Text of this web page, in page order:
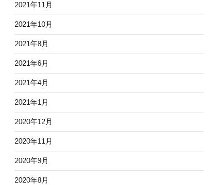
2021年11月
2021年10月
2021年8月
2021年6月
2021年4月
2021年1月
2020年12月
2020年11月
2020年9月
2020年8月